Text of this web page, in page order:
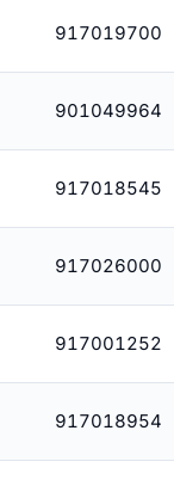
917019700
901049964
917018545
917026000
917001252
917018954